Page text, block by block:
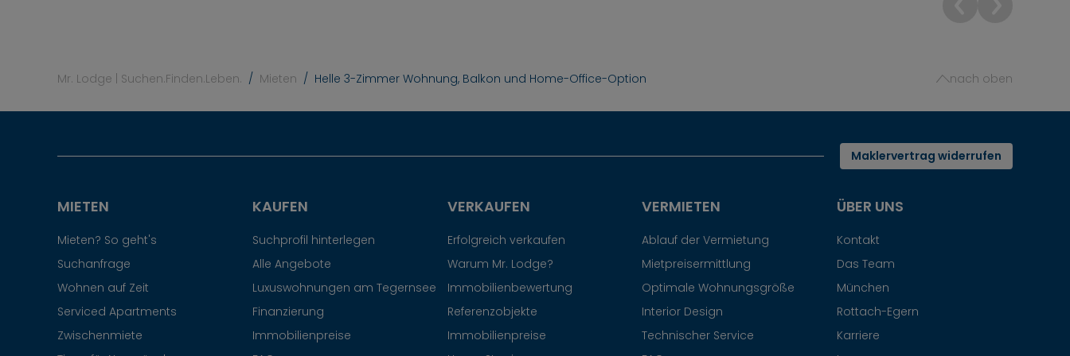
Mr. Lodge | Suchen.Finden.Leben. Mieten Helle 3-Zimmer Wohnung, Balkon und Home-Office-Option nach oben
Maklervertrag widerrufen
MIETEN
Mieten? So geht's
Suchanfrage
Wohnen auf Zeit
Serviced Apartments
Zwischenmiete
KAUFEN
Suchprofil hinterlegen
Alle Angebote
Luxuswohnungen am Tegernsee
Finanzierung
Immobilienpreise
VERKAUFEN
Erfolgreich verkaufen
Warum Mr. Lodge?
Immobilienbewertung
Referenzobjekte
Immobilienpreise
VERMIETEN
Ablauf der Vermietung
Mietpreisermittlung
Optimale Wohnungsgröße
Interior Design
Technischer Service
ÜBER UNS
Kontakt
Das Team
München
Rottach-Egern
Karriere